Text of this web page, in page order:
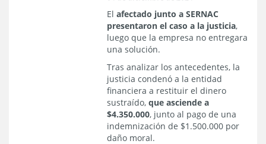
El afectado junto a SERNAC
presentaron el caso a la justicia,
luego que la empresa no entregara
una solución.
Tras analizar los antecedentes, la
justicia condenó a la entidad
financiera a restituir el dinero
sustraído, que asciende a
$4.350.000, junto al pago de una
indemnización de $1.500.000 por
daño moral.